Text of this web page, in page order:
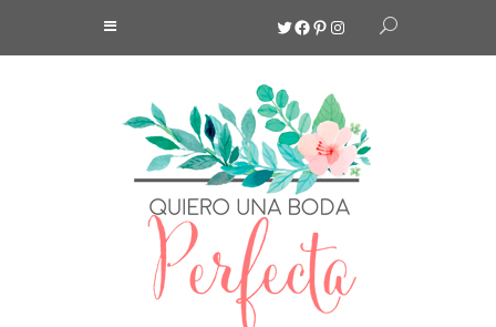
Twitter
Facebook
Pinterest
Instagram